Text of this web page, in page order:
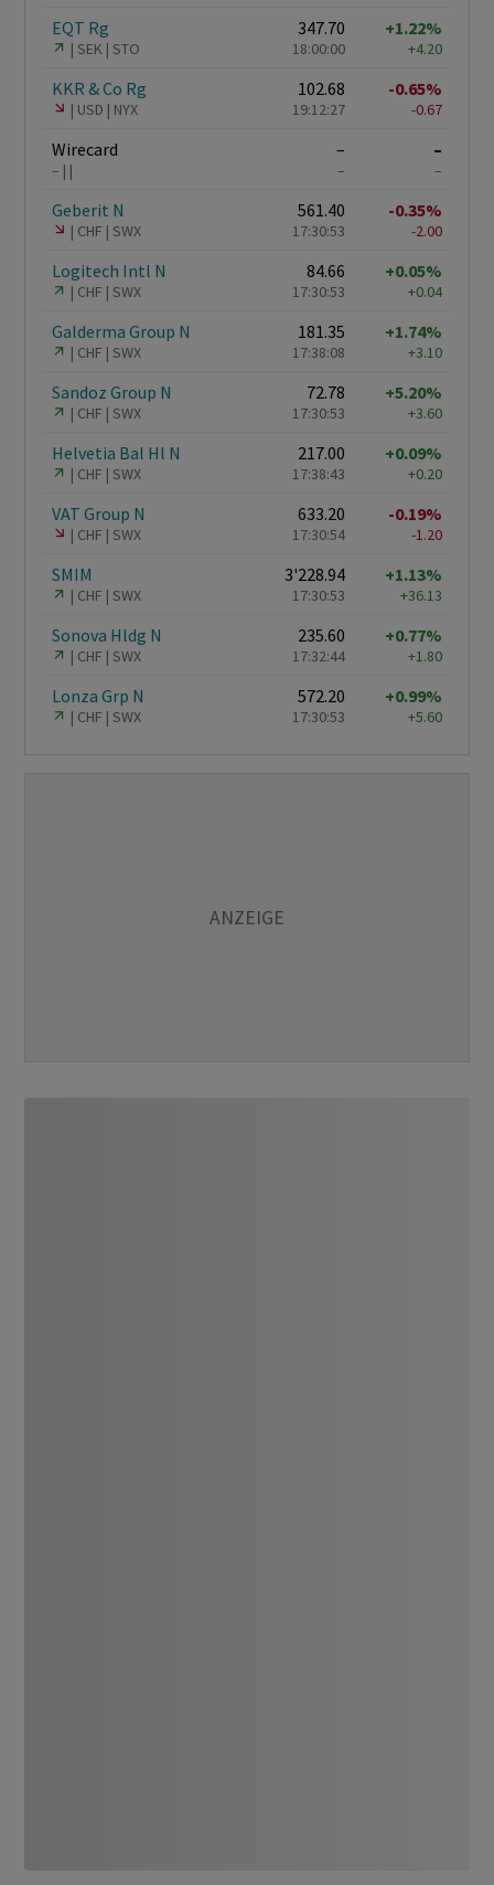
EQT Rg
SEK STO
347.70
18:00:00
+1.22%
+4.20
KKR & Co Rg
USD NYX
102.68
19:12:27
-0.65%
-0.67
Wirecard
–
–
–
–
–
Geberit N
CHF SWX
561.40
17:30:53
-0.35%
-2.00
Logitech Intl N
CHF SWX
84.66
17:30:53
+0.05%
+0.04
Galderma Group N
CHF SWX
181.35
17:38:08
+1.74%
+3.10
Sandoz Group N
CHF SWX
72.78
17:30:53
+5.20%
+3.60
Helvetia Bal Hl N
CHF SWX
217.00
17:38:43
+0.09%
+0.20
VAT Group N
CHF SWX
633.20
17:30:54
-0.19%
-1.20
SMIM
CHF SWX
3'228.94
17:30:53
+1.13%
+36.13
Sonova Hldg N
CHF SWX
235.60
17:32:44
+0.77%
+1.80
Lonza Grp N
CHF SWX
572.20
17:30:53
+0.99%
+5.60